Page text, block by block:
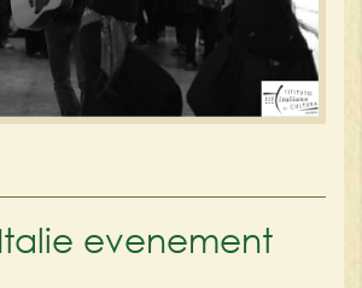
evenement